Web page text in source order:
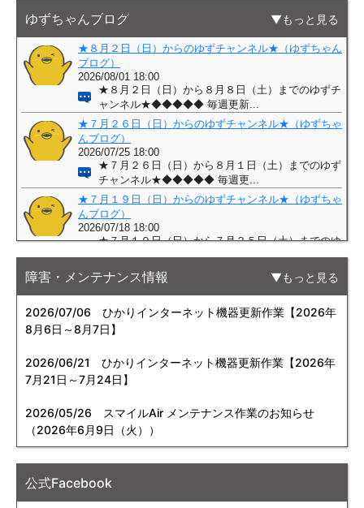
ゆずちゃんブログ もっと見る
障害・メンテナンス情報 もっと見る
2026/07/06 ひかりインターネット機器更新作業【2026年
8月6日～8月7日】
2026/06/21
ひかりインターネット機器更新作業【2026年
7月21日～7月24日】
2026/05/26 スマイルAir メンテナンス作業のお知らせ
（2026年6月9日（火））
公式Facebook